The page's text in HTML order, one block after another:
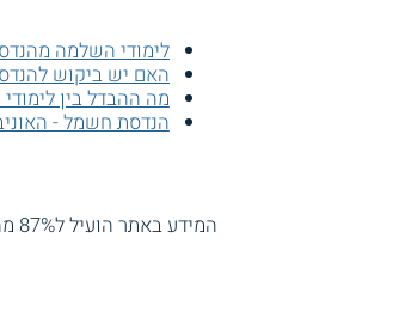
לימודי השלמה
האם יש ביקוש
מה ההבדל בין
הנדסת חשמל -
המידע באתר הועיל ל87% מהגולשים.